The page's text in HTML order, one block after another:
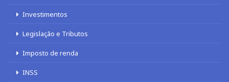
Investimentos
Legislação e Tributos
Imposto de renda
INSS